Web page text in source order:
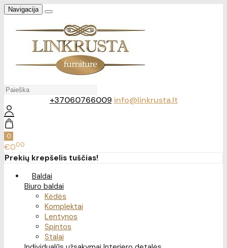
Navigacija
+37060766009 info@linkrusta.lt
0
€000
Prekių krepšelis tuščias!
Baldai
Biuro baldai
Kėdės
Komplektai
Lentynos
Spintos
Stalai